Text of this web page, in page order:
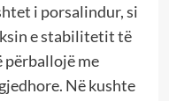
i porsalindur, si
e stabilitetit të
me
Në kushte